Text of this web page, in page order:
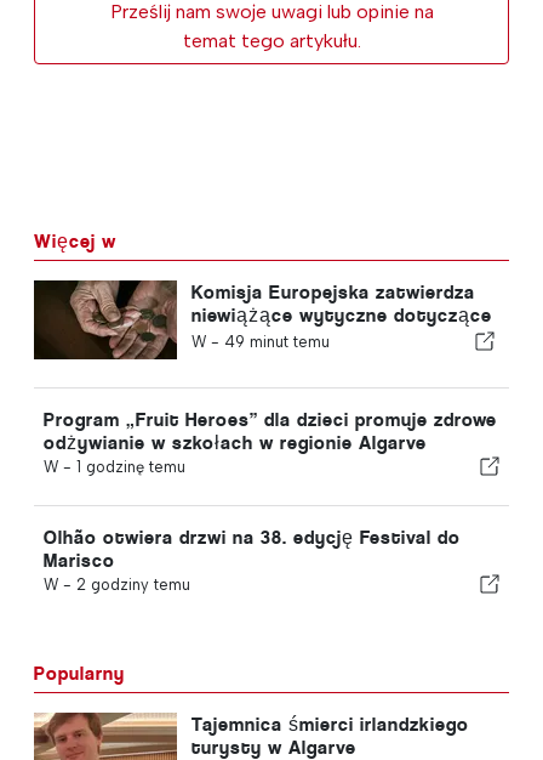
Prześlij nam swoje uwagi lub opinie na
temat tego artykułu.
Więcej w
Komisja Europejska zatwierdza
niewiążące wytyczne dotyczące
dodatkowych oszczędności
W - 49 minut temu
Program „Fruit Heroes” dla dzieci promuje zdrowe
odżywianie w szkołach w regionie Algarve
W - 1 godzinę temu
Olhão otwiera drzwi na 38. edycję Festival do
Marisco
W - 2 godziny temu
Popularny
Tajemnica śmierci irlandzkiego
turysty w Algarve